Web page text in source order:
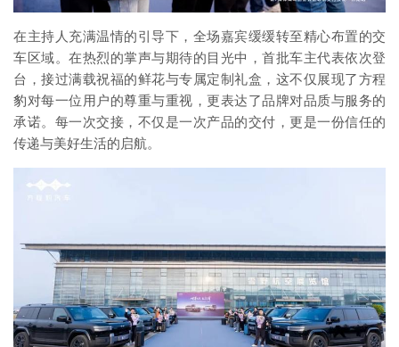
在主持人充满温情的引导下，全场嘉宾缓缓转至精心布置的交
车区域。在热烈的掌声与期待的目光中，首批车主代表依次登
台，接过满载祝福的鲜花与专属定制礼盒，这不仅展现了方程
豹对每一位用户的尊重与重视，更表达了品牌对品质与服务的
承诺。每一次交接，不仅是一次产品的交付，更是一份信任的
传递与美好生活的启航。